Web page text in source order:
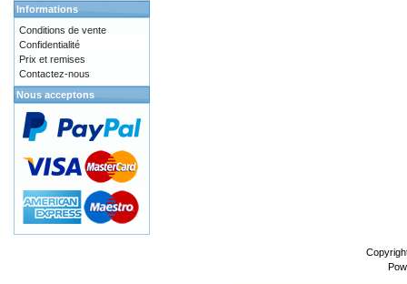
Informations
Conditions de vente
Confidentialité
Prix et remises
Contactez-nous
Nous acceptons